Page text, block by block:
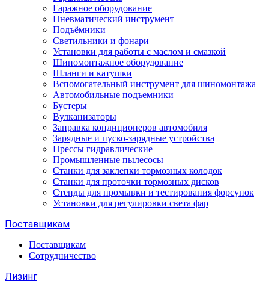
Гаражное оборудование
Пневматический инструмент
Подъёмники
Светильники и фонари
Установки для работы с маслом и смазкой
Шиномонтажное оборудование
Шланги и катушки
Вспомогательный инструмент для шиномонтажа
Автомобильные подъемники
Бустеры
Вулканизаторы
Заправка кондиционеров автомобиля
Зарядные и пуско-зарядные устройства
Прессы гидравлические
Промышленные пылесосы
Станки для заклепки тормозных колодок
Станки для проточки тормозных дисков
Стенды для промывки и тестирования форсунок
Установки для регулировки света фар
Поставщикам
Поставщикам
Сотрудничество
Лизинг